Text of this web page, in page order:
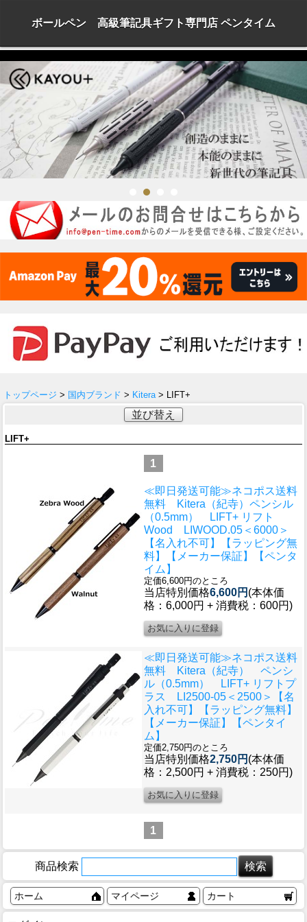
ボールペン 高級筆記具ギフト専門店 ペンタイム
トップページ > 国内ブランド > Kitera> LIFT+
並び替え
LIFT+
1
≪即日発送可能≫ネコポス送料
無料 Kitera（紀寺）ペンシル
（0.5mm） LIFT+ リフト
Wood LIWOOD.05＜6000＞
【名入れ不可】【ラッピング無
料】【メーカー保証】【ペンタ
イム】
定価6,600円のところ
当店特別価格6,600円 (本体価
格：6,000円 + 消費税：600円)
≪即日発送可能≫ネコポス送料
無料 Kitera（紀寺） ペンシ
ル（0.5mm） LIFT+ リフトプ
ラス LI2500-05＜2500＞【名
入れ不可】【ラッピング無料】
【メーカー保証】【ペンタイ
ム】
定価2,750円のところ
当店特別価格2,750円 (本体価
格：2,500円 + 消費税：250円)
1
商品検索
ホーム マイページ カート